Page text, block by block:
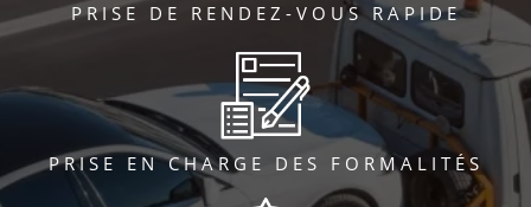
PRISE DE RENDEZ-VOUS RAPIDE
PRISE EN CHARGE DES FORMALITÉS